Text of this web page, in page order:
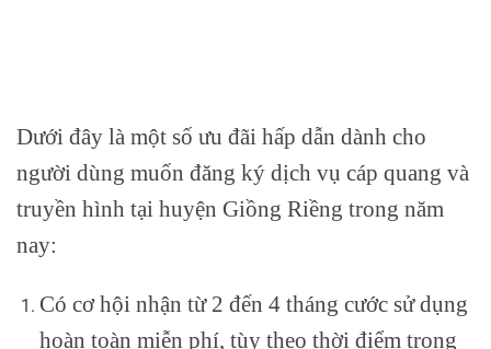
Dưới đây là một số ưu đãi hấp dẫn dành cho
người dùng muốn đăng ký dịch vụ cáp quang và
truyền hình tại huyện Giồng Riềng trong năm
nay:
Có cơ hội nhận từ 2 đến 4 tháng cước sử dụng
hoàn toàn miễn phí, tùy theo thời điểm trong